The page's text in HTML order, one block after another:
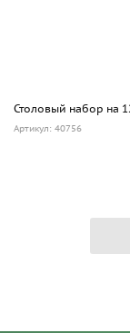
Столовый набор на
Артикул: 40756